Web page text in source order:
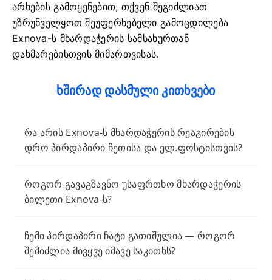
არხების გამოყენებით, თქვენ შეგიძლიათ
უზრუნველყოთ შეუფერხებელი გამოცდილება
Exnova-ს მხარდაჭერის სამსახურთან
დახმარებისთვის მიმართვისას.
ხშირად დასმული კითხვები
რა არის Exnova-ს მხარდაჭერის რეაგირების
დრო პირდაპირი ჩეთისა და ელ.ფოსტისთვის?
როგორ გავაგზავნო უსაფრთხო მხარდაჭერის
ბილეთი Exnova-ს?
ჩემი პირდაპირი ჩატი გათიშულია — როგორ
შემიძლია მივყვე იმავე საკითხს?